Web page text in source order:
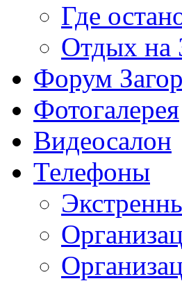
Где
Отдых на
Форум
Фотогалерея
Видеосалон
Телефоны